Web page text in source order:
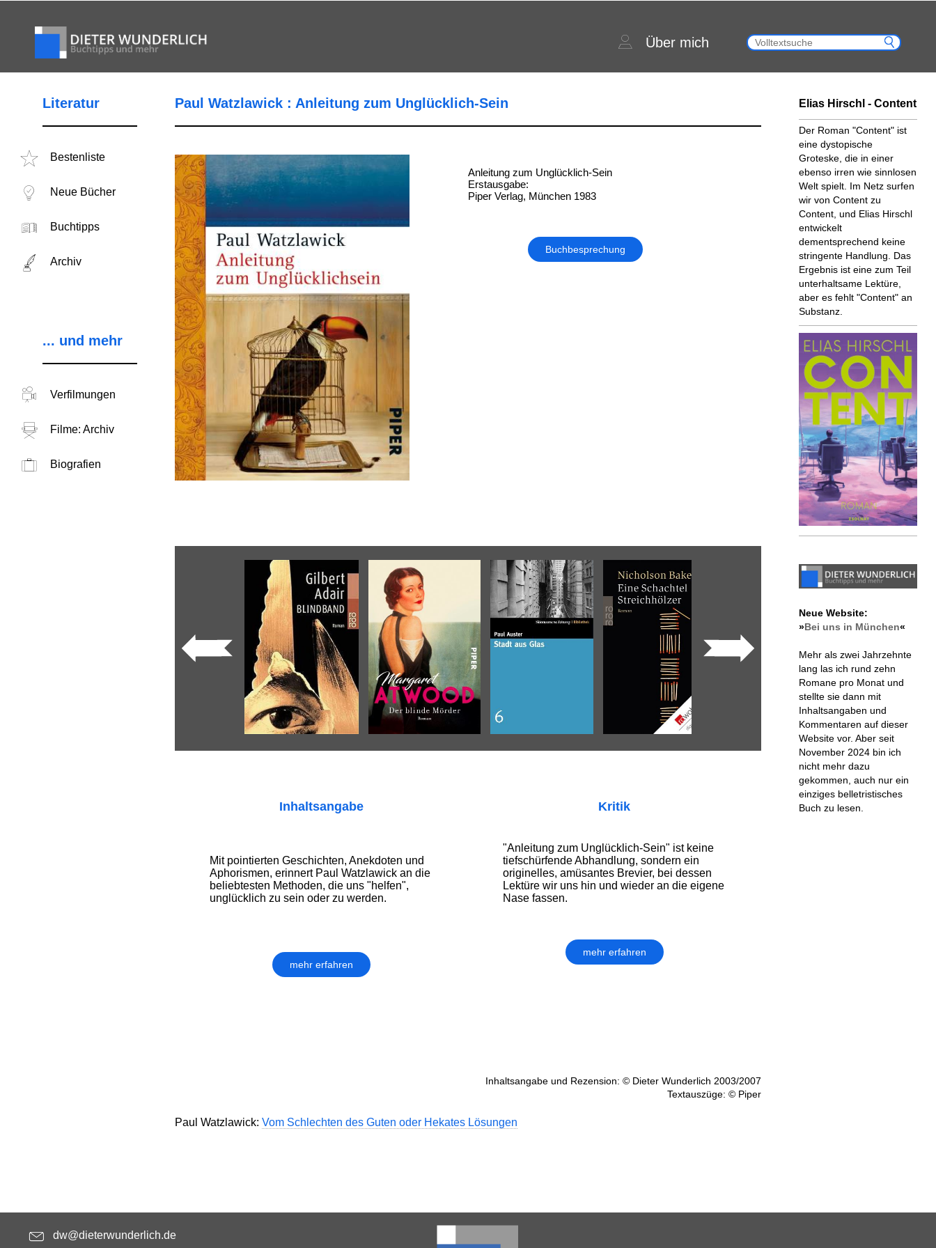
Über mich
Literatur
Bestenliste
Neue Bücher
Buchtipps
Archiv
... und mehr
Verfilmungen
Filme: Archiv
Biografien
Paul Watzlawick : Anleitung zum Unglücklich-Sein
Anleitung zum Unglücklich-Sein
Erstausgabe:
Piper Verlag, München 1983
Buchbesprechung
Inhaltsangabe
Mit pointierten Geschichten, Anekdoten und
Aphorismen, erinnert Paul Watzlawick an die
beliebtesten Methoden, die uns "helfen",
unglücklich zu sein oder zu werden.
mehr erfahren
Kritik
"Anleitung zum Unglücklich-Sein" ist keine
tiefschürfende Abhandlung, sondern ein
originelles, amüsantes Brevier, bei dessen
Lektüre wir uns hin und wieder an die eigene
Nase fassen.
mehr erfahren
Inhaltsangabe und Rezension: © Dieter Wunderlich 2003/2007
Textauszüge: © Piper
Paul Watzlawick: Vom Schlechten des Guten oder Hekates Lösungen
Elias Hirschl - Content
Der Roman "Content" ist
eine dystopische
Groteske, die in einer
ebenso irren wie sinnlosen
Welt spielt. Im Netz surfen
wir von Content zu
Content, und Elias Hirschl
entwickelt
dementsprechend keine
stringente Handlung. Das
Ergebnis ist eine zum Teil
unterhaltsame Lektüre,
aber es fehlt "Content" an
Substanz.
Neue Website:
»Bei uns in München«
Mehr als zwei Jahrzehnte
lang las ich rund zehn
Romane pro Monat und
stellte sie dann mit
Inhaltsangaben und
Kommentaren auf dieser
Website vor. Aber seit
November 2024 bin ich
nicht mehr dazu
gekommen, auch nur ein
einziges belletristisches
Buch zu lesen.
dw@dieterwunderlich.de